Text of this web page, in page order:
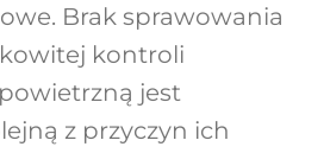
Brak sprawowania
kontroli
jest
z przyczyn ich